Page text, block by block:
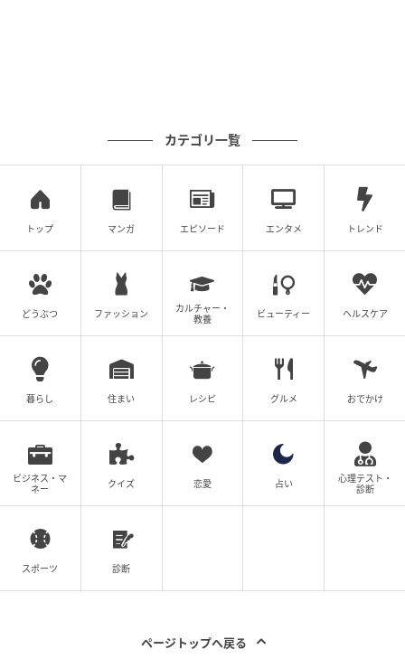
そしてやって来ました、メインホール♡ どこにいても
最高品質の映像や音響を浴びることができるのが、こ
のエリアの醍醐味！ソファ席でのんびり作品を鑑賞す
るもよし、歩き回って作品内に入り込むもよし。様々
な視点で芸術を味わえるなんて贅沢すぎます……♡
カテゴリ一覧
トップ マンガ エピソード エンタメ トレンド
どうぶつ ファッション
カルチャー・
教養
ビューティー ヘルスケア
暮らし 住まい レシピ グルメ おでかけ
ビジネス・マ
ネー
クイズ 恋愛 占い
心理テスト・
診断
スポーツ 診断
ページトップへ戻る